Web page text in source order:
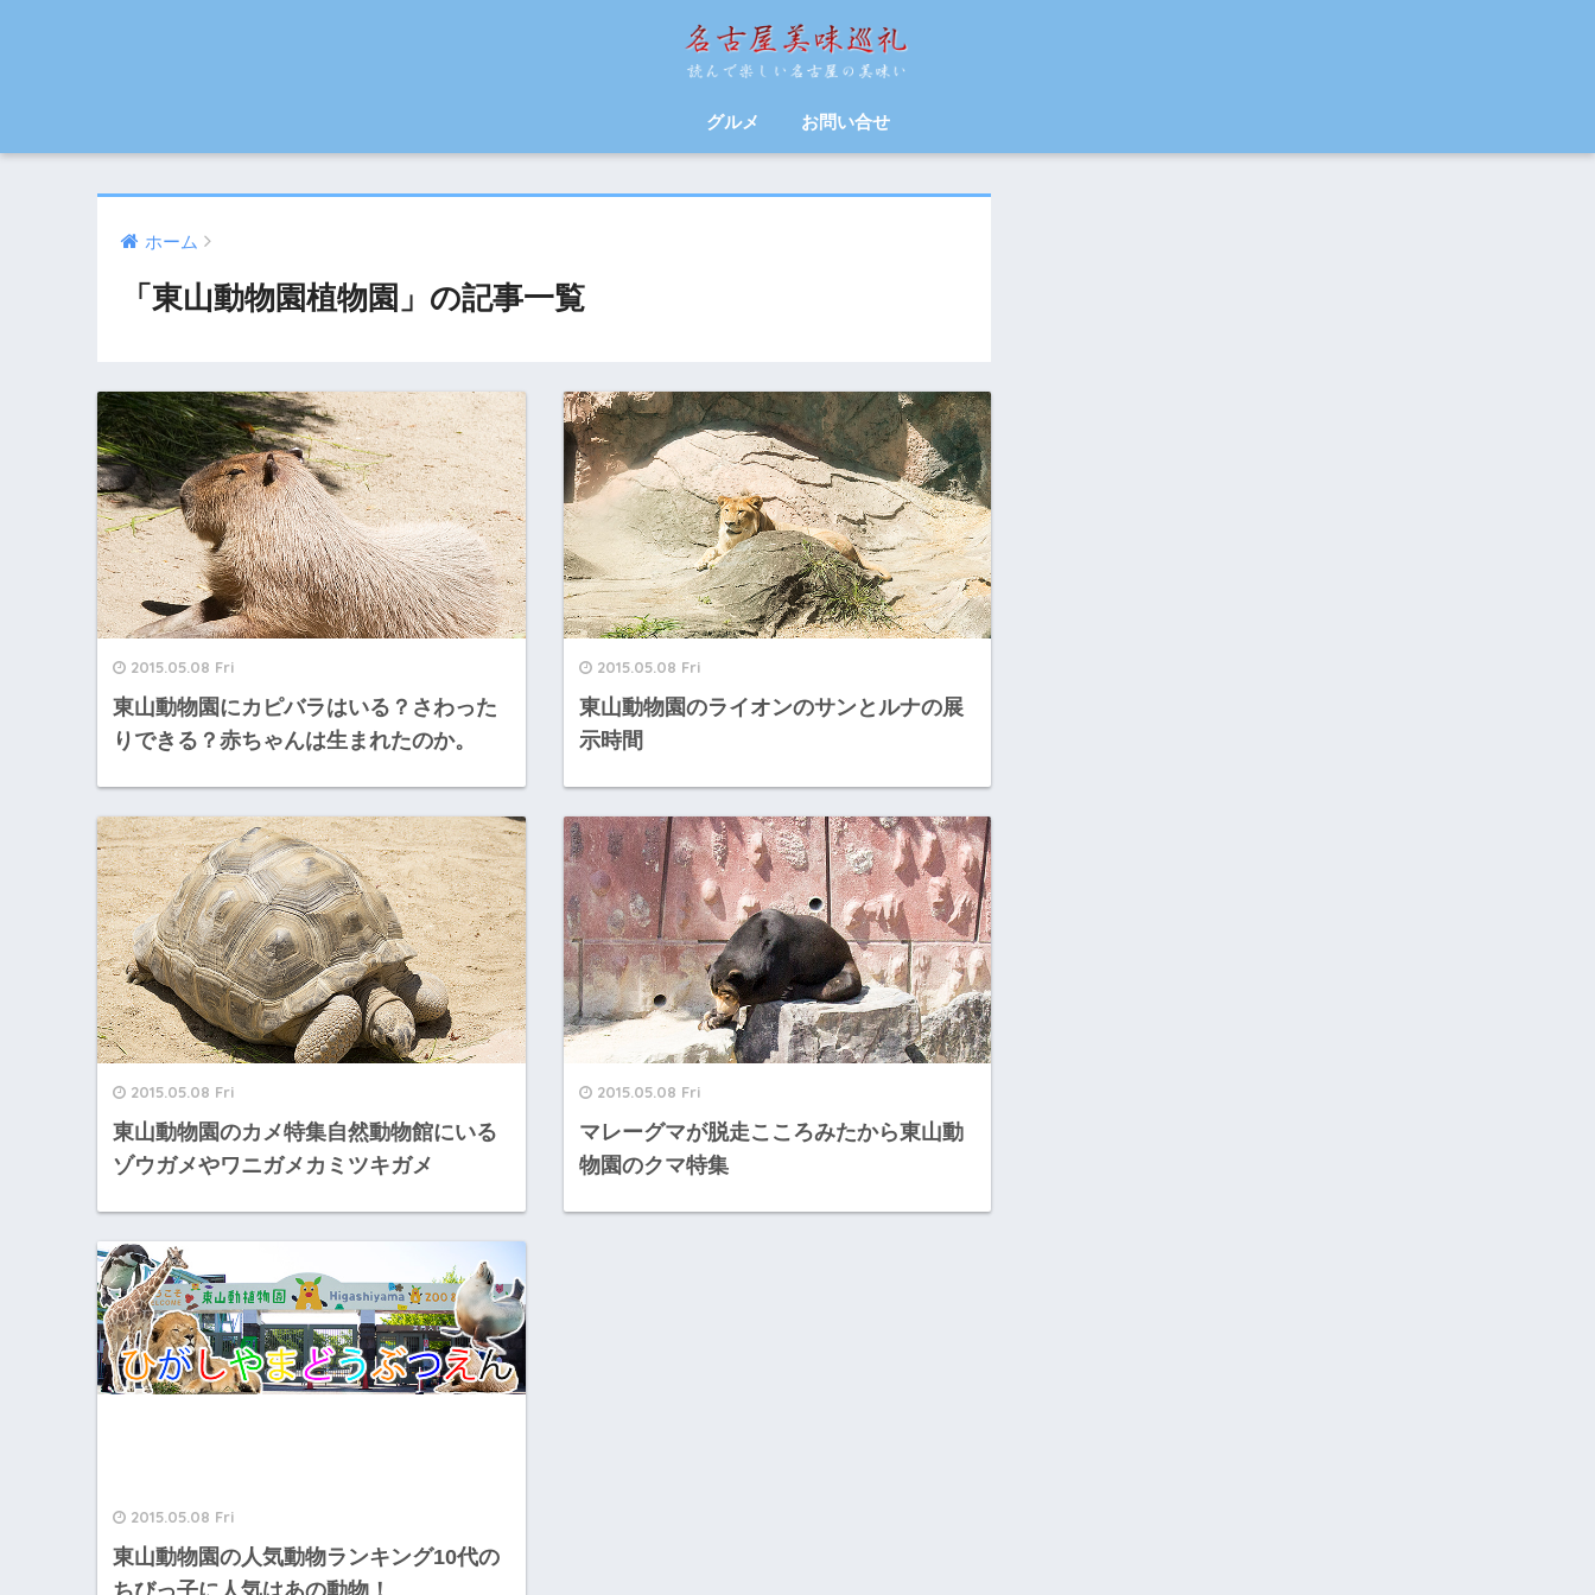
グルメ お問い合せ
ホーム
「東山動物園植物園」の記事一覧
2015.05.08 Fri
東山動物園にカピバラはいる？さわった
りできる？赤ちゃんは生まれたのか。
2015.05.08 Fri
東山動物園のライオンのサンとルナの展
示時間
2015.05.08 Fri
東山動物園のカメ特集自然動物館にいる
ゾウガメやワニガメカミツキガメ
2015.05.08 Fri
マレーグマが脱走こころみたから東山動
物園のクマ特集
2015.05.08 Fri
東山動物園の人気動物ランキング10代の